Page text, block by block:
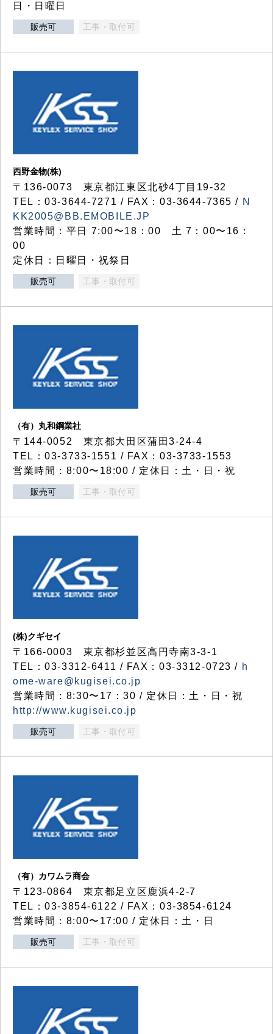
日・日曜日
販売可 工事・取付可
西野金物(株)
〒136-0073 東京都江東区北砂4丁目19-32
TEL：03‐3644‐7271 / FAX：03-3644-7365 / N
KK2005@BB.EMOBILE.JP
営業時間：平日 7:00〜18：00 土 7：00〜16：
00
定休日：日曜日・祝祭日
販売可 工事・取付可
（有）丸和鋼業社
〒144-0052 東京都大田区蒲田3-24-4
TEL：03-3733-1551 / FAX：03-3733-1553
営業時間：8:00〜18:00 / 定休日：土・日・祝
販売可 工事・取付可
(株)クギセイ
〒166-0003 東京都杉並区高円寺南3-3-1
TEL：03-3312-6411 / FAX：03-3312-0723 / h
ome-ware@kugisei.co.jp
営業時間：8:30〜17：30 / 定休日：土・日・祝
http://www.kugisei.co.jp
販売可 工事・取付可
（有）カワムラ商会
〒123-0864 東京都足立区鹿浜4-2-7
TEL：03-3854-6122 / FAX：03-3854-6124
営業時間：8:00〜17:00 / 定休日：土・日
販売可 工事・取付可